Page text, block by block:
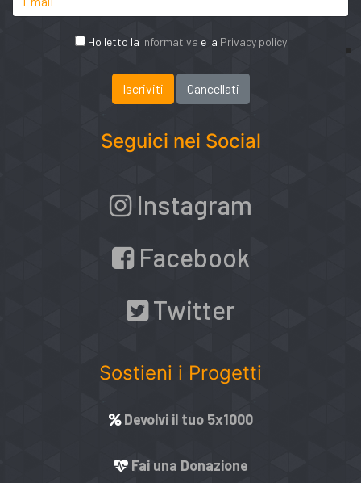
Ho letto la Informativa e la Privacy policy
Seguici nei Social
Instagram
Facebook
Twitter
Sostieni i Progetti
Devolvi il tuo 5x1000
Fai una Donazione